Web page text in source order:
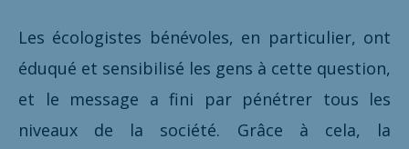
Les écologistes bénévoles, en particulier, ont
éduqué et sensibilisé les gens à cette question,
et le message a fini par pénétrer tous les
niveaux de la société. Grâce à cela, la